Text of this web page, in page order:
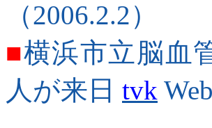
（2006.2.2）
■横浜市立脳血
人が来日 tvk